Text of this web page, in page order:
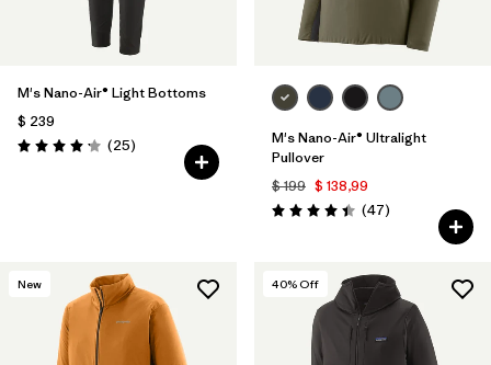
M's Nano-Air® Light Bottoms
$ 239
Valoración: 4.2 / 5
(25Comentarios
)
M's Nano-Air® Ultralight
Pullover
$ 199 $ 138,99
Valoración: 4.4 / 5
(47Comentarios
)
New 40% Off